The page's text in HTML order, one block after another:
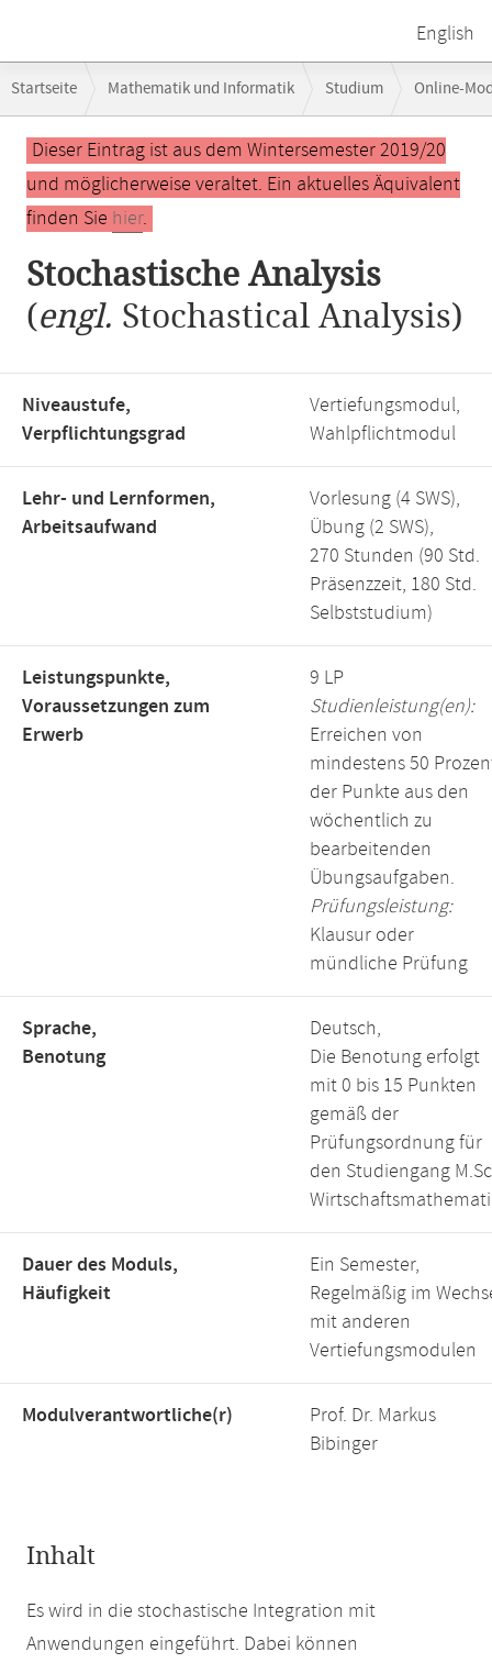
English
Navigation
Startseite Mathematik und Informatik Studium Online-
Hauptinhalt
Dieser Eintrag ist aus dem Wintersemester 2019/20
und möglicherweise veraltet. Ein aktuelles Äquivalent
finden Sie hier.
Stochastische Analysis
(engl. Stochastical Analysis)
Niveaustufe,
Verpflichtungsgrad
Vertiefungsmodul,
Wahlpflichtmodul
Lehr- und Lernformen,
Arbeitsaufwand
Vorlesung (4 SWS),
Übung (2 SWS),
270 Stunden (90 Std.
Präsenzzeit, 180 Std.
Selbststudium)
Leistungspunkte,
Voraussetzungen zum
Erwerb
9 LP
Studienleistung(en):
Erreichen von
mindestens 50
der Punkte aus den
wöchentlich zu
bearbeitenden
Übungsaufgaben.
Prüfungsleistung:
Klausur oder
mündliche Prüfung
Sprache,
Benotung
Deutsch,
Die Benotung erfolgt
mit 0 bis 15 Punkten
gemäß der
Prüfungsordnung für
den Studiengang
Dauer des Moduls,
Häufigkeit
Ein Semester,
Regelmäßig im
mit anderen
Vertiefungsmodulen
Modulverantwortliche(r)
Prof. Dr. Markus
Bibinger
Inhalt
Es wird in die stochastische Integration mit
Anwendungen eingeführt. Dabei können